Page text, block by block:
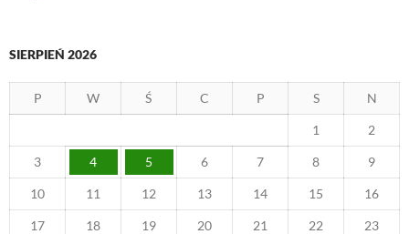
SIERPIEŃ 2026
P W Ś C P S N
1 2
3 4 5 6 7 8 9
10 11 12 13 14 15 16
17 18 19 20 21 22 23